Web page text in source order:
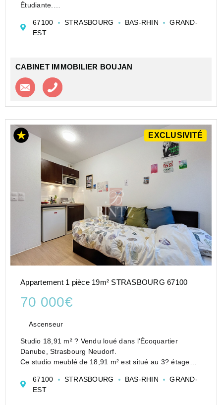
Étudiante.
professionnel : loyer annuel sécurisé de 3 240 EUR,
sans souci de gestion ni de vacance locative.
67100 STRASBOURG BAS-RHIN
GRAND-
EST
CABINET IMMOBILIER BOUJAN
Contacter l'agence
EXCLUSIVITÉ
Appartement 1 pièce 19m² STRASBOURG 67100
70 000€
Ascenseur
Studio 18,91 m² ? Vendu loué dans l'Écoquartier
Danube, Strasbourg Neudorf.
Ce studio meublé de 18,91 m² est situé au 3? étage
d'un ascenseur.
Il offre une pièce de vie lumineuse avec kit...
67100 STRASBOURG BAS-RHIN
GRAND-
EST